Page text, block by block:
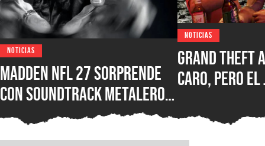
NOTICIAS
Madden NFL 27 sorprende
con soundtrack metalero:
Ozzy Osbourne, Metallica,
Motörhead, Lamb of God y
NOTICIAS
Grand Theft
caro, pero el
hasta $100
cuánto